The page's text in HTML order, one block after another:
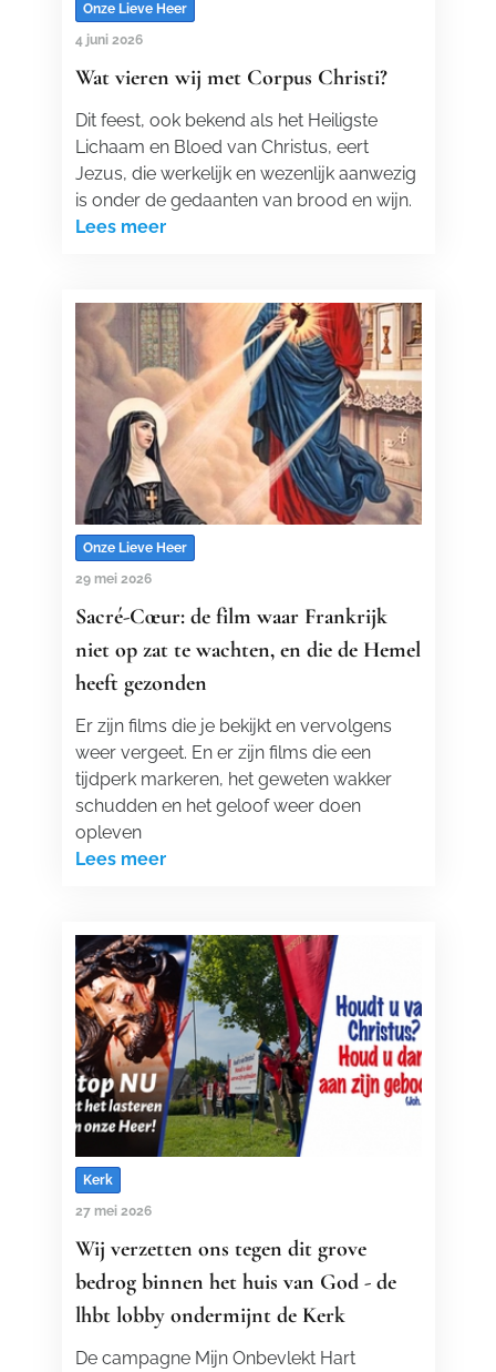
Onze Lieve Heer
4 juni 2026
Wat vieren wij met Corpus Christi?
Dit feest, ook bekend als het Heiligste
Lichaam en Bloed van Christus, eert
Jezus, die werkelijk en wezenlijk aanwezig
is onder de gedaanten van brood en wijn.
Lees meer
Onze Lieve Heer
29 mei 2026
Sacré-Cœur: de film waar Frankrijk
niet op zat te wachten, en die de Hemel
heeft gezonden
Er zijn films die je bekijkt en vervolgens
weer vergeet. En er zijn films die een
tijdperk markeren, het geweten wakker
schudden en het geloof weer doen
opleven
Lees meer
Kerk
27 mei 2026
Wij verzetten ons tegen dit grove
bedrog binnen het huis van God - de
lhbt lobby ondermijnt de Kerk
De campagne Mijn Onbevlekt Hart